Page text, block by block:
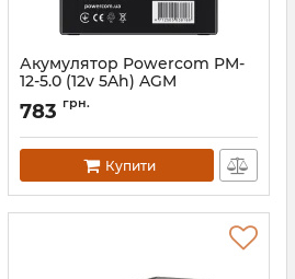
Акумулятор Powercom PM-
12-5.0 (12v 5Ah) AGM
Артикул: 10700223
783 грн.
Купити